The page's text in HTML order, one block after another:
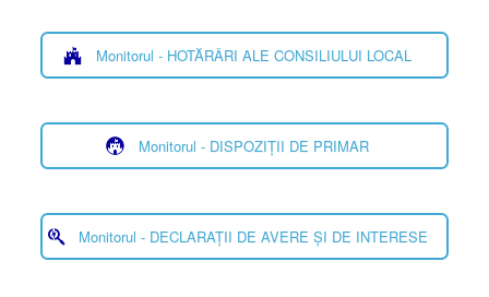
Monitorul - HOTĂRÂRI ALE CONSILIULUI LOCAL
Monitorul - DISPOZIȚII DE PRIMAR
Monitorul - DECLARAȚII DE AVERE ȘI DE INTERESE